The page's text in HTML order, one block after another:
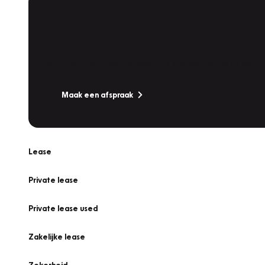
Maak een afspraak
Lease
Private lease
Private lease used
Zakelijke lease